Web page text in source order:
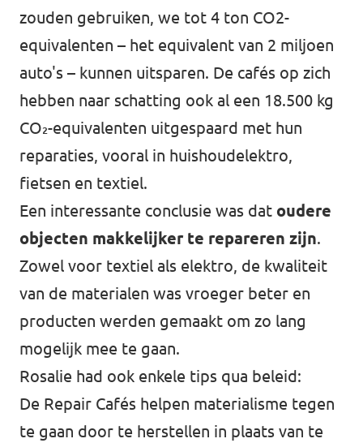
zouden gebruiken, we tot 4 ton CO2-
equivalenten – het equivalent van 2 miljoen
auto's – kunnen uitsparen. De cafés op zich
hebben naar schatting ook al een 18.500 kg
CO₂-equivalenten uitgespaard met hun
reparaties, vooral in huishoudelektro,
fietsen en textiel.
Een interessante conclusie was dat oudere
objecten makkelijker te repareren zijn.
Zowel voor textiel als elektro, de kwaliteit
van de materialen was vroeger beter en
producten werden gemaakt om zo lang
mogelijk mee te gaan.
Rosalie had ook enkele tips qua beleid:
De Repair Cafés helpen materialisme tegen
te gaan door te herstellen in plaats van te